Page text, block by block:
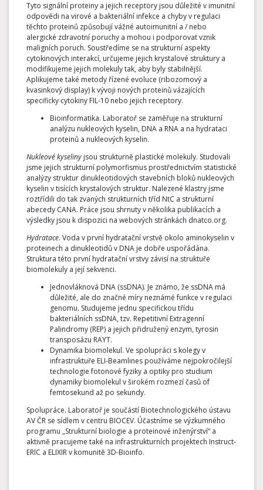
Tyto signální proteiny a jejich receptory jsou důležité v imunitní
odpovědi na virové a bakteriální infekce a chyby v regulaci
těchto proteinů způsobují vážné autoimunitní a / nebo
alergické zdravotní poruchy a mohou i podporovat vznik
maligních poruch. Soustředíme se na strukturní aspekty
cytokinových interakcí, určujeme jejich krystalové struktury a
modifikujeme jejich molekuly tak, aby byly stabilnější.
Aplikujeme také metody řízené evoluce (ribozomový a
kvasinkový display) k vývoji nových proteinů vázajících
specificky cytokiny FIL-10 nebo jejich receptory.
Bioinformatika. Laboratoř se zaměřuje na strukturní
analýzu nukleových kyselin, DNA a RNA a na hydrataci
proteinů a nukleových kyselin.
Nukleové kyseliny jsou strukturně plastické molekuly. Studovali
jsme jejich strukturní polymorfismus prostřednictvím statistické
analýzy struktur dinukleotidových stavebních bloků nukleových
kyselin v tisících krystalových struktur. Nalezené klastry jsme
roztřídili do tak zvaných strukturních tříd NtC a strukturní
abecedy CANA. Práce jsou shrnuty v několika publikacích a
výsledky jsou k dispozici na webových stránkách dnatco.org.
Hydratace. Voda v první hydratační vrstvě okolo aminokyselin v
proteinech a dinukleotidů v DNA je dobře uspořádána.
Struktura této první hydratační vrstvy závisí na struktuře
biomolekuly a její sekvenci.
Jednovláknová DNA (ssDNA). Je známo, že ssDNA má
důležité, ale do značné míry neznámé funkce v regulaci
genomu. Studujeme jednu specifickou třídu
bakteriálních ssDNA, tzv. Repetitivní Extragenní
Palindromy (REP) a jejich přidružený enzym, tyrosin
transposázu RAYT.
Dynamika biomolekul. Ve spolupráci s kolegy v
infrastruktuře ELI-Beamlines používáme nejpokročilejší
technologie fotonové fyziky a optiky pro studium
dynamiky biomolekul v širokém rozmezí časů of
femtosekund až po sekundy.
Spolupráce. Laboratoř je součástí Biotechnologického ústavu
AV ČR se sídlem v centru BIOCEV. Účastníme se výzkumného
programu „Strukturní biologie a proteinové inženýrství“ a
aktivně pracujeme také na infrastrukturních projektech Instruct-
ERIC a ELIXIR v komunitě 3D-Bioinfo.